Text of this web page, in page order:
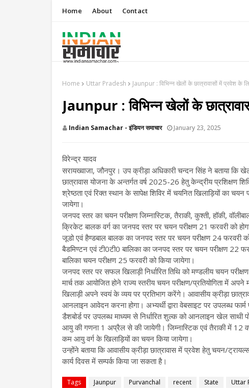
Home About Contact
Home Uttar Pradesh Jaunpur : विभिन्न खेलों के छात्रावासों में प्रवेश के
Jaunpur : विभिन्न खेलों के
Indian Samachar - इंडियन समाचार January 23, 2025
विरेन्द्र यादव
सरायख्वाजा, जौनपुर। उप क्रीड़ा अधिकारी चन्दन सिंह ने बताया
छात्रावास योजना के अन्तर्गत वर्ष 2025-26 हेतु केन्द्रीय
श्रेष्ठता एवं रिक्त स्थान के सापेक्ष शिविर में चयनित खिलाड़ियों का
जायेगा।
जनपद स्तर का चयन परीक्षण जिम्नास्टिक, तैराकी, कुश्ती, हॉकी,
क्रिकेट बालक वर्ग का जनपद स्तर पर चयन परीक्षण 21 फरवरी को
जूडो एवं हैण्डबाल बालक का जनपद स्तर पर चयन परीक्षण 24 फरवरी
बैडमिण्टन एवं टी0टी0 बालिका का जनपद स्तर पर चयन परीक्षण 22
बालिका चयन परीक्षण 25 फरवरी को किया जायेगा।
जनपद स्तर पर सफल खिलाड़ी निर्धारित तिथि को मण्डलीय चयन
मार्च तक आयोजित होने राज्य स्तरीय चयन परीक्षण/प्रतियोगिता में
खिलाड़ी अपने स्वयं के व्यय पर प्रतिभाग करेंगे। आवासीय क्रीड़ा
आनलाइन आवेदन करना होगा। अभ्यर्थी द्वारा वेबसाइट पर उपलब्ध
डैशबोर्ड पर उपलब्ध माध्यम से निर्धारित शुल्क को आनलाइन खेल साथी
आयु की गणना 1 अप्रैल से की जायेगी। जिम्नास्टिक एवं तैराकी में 12
कम आयु वर्ग के खिलाड़ियों का चयन किया जायेगा।
उन्होंने बताया कि आवासीय क्रीड़ा छात्रावास में प्रवेश हेतु चयन/
कार्य दिवस में सम्पर्क किया जा सकता है।
Tags Jaunpur Purvanchal recent State Uttar